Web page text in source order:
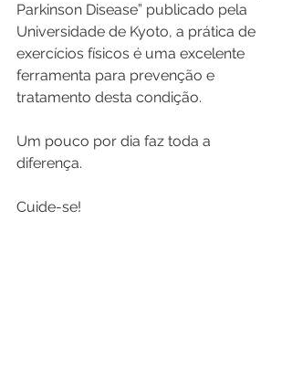
Parkinson Disease” publicado pela
Universidade de Kyoto, a prática de
exercícios físicos é uma excelente
ferramenta para prevenção e
tratamento desta condição.
Um pouco por dia faz toda a
diferença.
Cuide-se!